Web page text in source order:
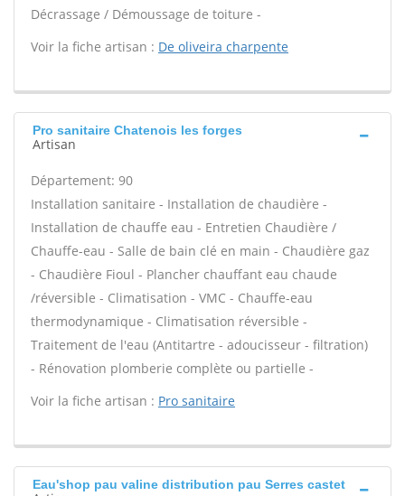
Décrassage / Démoussage de toiture -
Voir la fiche artisan : De oliveira charpente
Pro sanitaire Chatenois les forges
Artisan
Département: 90
Installation sanitaire - Installation de chaudière -
Installation de chauffe eau - Entretien Chaudière /
Chauffe-eau - Salle de bain clé en main - Chaudière gaz
- Chaudière Fioul - Plancher chauffant eau chaude
/réversible - Climatisation - VMC - Chauffe-eau
thermodynamique - Climatisation réversible -
Traitement de l'eau (Antitartre - adoucisseur - filtration)
- Rénovation plomberie complète ou partielle -
Voir la fiche artisan : Pro sanitaire
Eau'shop pau valine distribution pau Serres castet